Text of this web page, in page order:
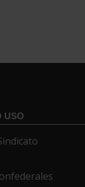
USO